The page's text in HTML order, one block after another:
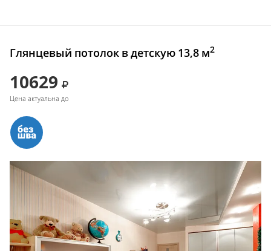
Глянцевый потолок в детскую 13,8 м2
10629
Цена актуальна до